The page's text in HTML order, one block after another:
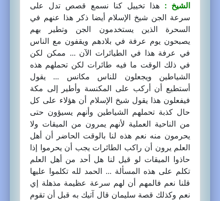
الشيخ : هذا تخييل كنا نسمع قصص تدل على
سرعة الجن شيخ الإسلام أيضا ذكر هذا عنهم في
السحرة الذين يستخدمون الجن وتطير بهم
يصبحون يوم عرفة في بلادهم ويقفون مع الناس
في عرفة هذا في الطيائرات الآن ... ممكن لكن
في ذلك الوقت ما فيه طائرات لكن تحملهم هذه
الشياطين ويجعلون للناس مكانس ... يقول
أستطيع أن أركب على المكنسة وأطير إلى مكة
فيفعلون هذا يقول شيخ الإسلام أن هؤلاء على كل
حال كذبة تحملهم الشياطين وأنهم يسيؤون حتى
من الناحية العملية لأنهم يمرون من الميقات ولا
يحرمون منه نعم هذه لنا بالوقت الحاضر أن أهل
العلم يرون أن راكب الطائرات يجب أن يحرموا إذا
حاذوا الميقات لو قيل لنا هل أحد من أهل العلم
تكلم على هذه المسألة ... الحمد لله تكلموا عليها
قلنا نعم فالمهم أن لهم سرعة عظيمة مذهلة إي
نعم وكذلك قصة سليمان قال آتيك به قبل أن تقوم